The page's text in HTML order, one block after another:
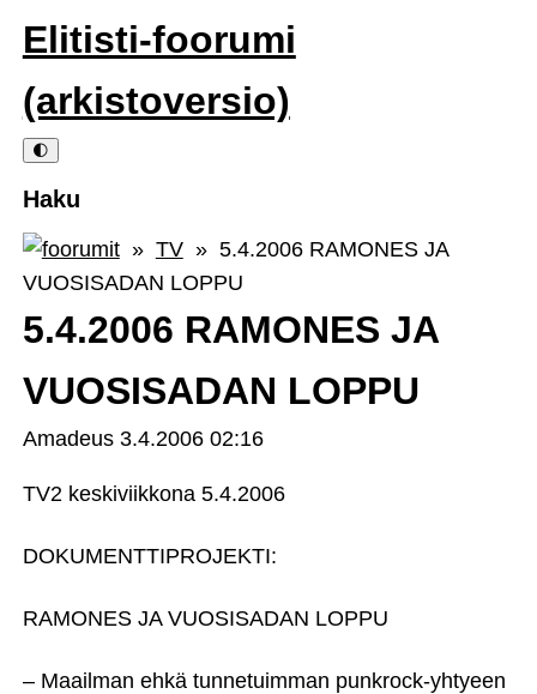
Elitisti-foorumi
(arkistoversio)
🌓
Haku
» TV» 5.4.2006 RAMONES JA
VUOSISADAN LOPPU
5.4.2006 RAMONES JA
VUOSISADAN LOPPU
Amadeus 3.4.2006 02:16
TV2 keskiviikkona 5.4.2006
DOKUMENTTIPROJEKTI:
RAMONES JA VUOSISADAN LOPPU
– Maailman ehkä tunnetuimman punkrock-yhtyeen